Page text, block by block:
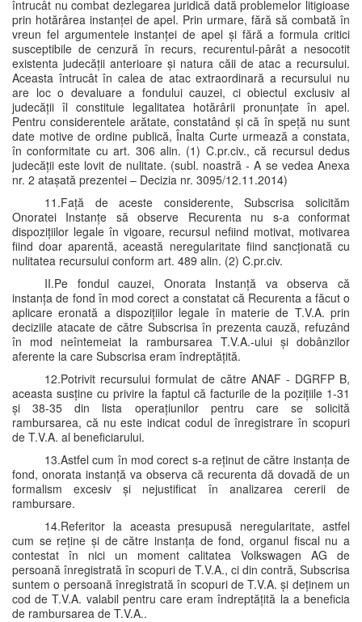
întrucât nu combat dezlegarea juridică dată problemelor litigioase
prin hotărârea instanței de apel. Prin urmare, fără să combată în
vreun fel argumentele instanței de apel și fără a formula critici
susceptibile de cenzură în recurs, recurentul-pârât a nesocotit
existenta judecății anterioare și natura căii de atac a recursului.
Aceasta întrucât în calea de atac extraordinară a recursului nu
are loc o devaluare a fondului cauzei, ci obiectul exclusiv al
judecății îl constituie legalitatea hotărârii pronunțate în apel.
Pentru considerentele arătate, constatând și că în speță nu sunt
date motive de ordine publică, Înalta Curte urmează a constata,
în conformitate cu art. 306 alin. (1) C.pr.civ., că recursul dedus
judecății este lovit de nulitate. (subl. noastră - A se vedea Anexa
nr. 2 atașată prezentei – Decizia nr. 3095/12.11.2014)
11.Față de aceste considerente, Subscrisa solicităm
Onoratei Instanțe să observe Recurenta nu s-a conformat
dispozițiilor legale în vigoare, recursul nefiind motivat, motivarea
fiind doar aparentă, această neregularitate fiind sancționată cu
nulitatea recursului conform art. 489 alin. (2) C.pr.civ.
II.Pe fondul cauzei, Onorata Instanță va observa că
instanța de fond în mod corect a constatat că Recurenta a făcut o
aplicare eronată a dispozițiilor legale în materie de T.V.A. prin
deciziile atacate de către Subscrisa în prezenta cauză, refuzând
în mod neîntemeiat la rambursarea T.V.A.-ului și dobânzilor
aferente la care Subscrisa eram îndreptățită.
12.Potrivit recursului formulat de către ANAF - DGRFP B,
aceasta susține cu privire la faptul că facturile de la pozițiile 1-31
și 38-35 din lista operațiunilor pentru care se solicită
rambursarea, că nu este indicat codul de înregistrare în scopuri
de T.V.A. al beneficiarului.
13.Astfel cum în mod corect s-a reținut de către instanța de
fond, onorata instanță va observa că recurenta dă dovadă de un
formalism excesiv și nejustificat în analizarea cererii de
rambursare.
14.Referitor la aceasta presupusă neregularitate, astfel
cum se reține și de către instanța de fond, organul fiscal nu a
contestat în nici un moment calitatea Volkswagen AG de
persoană înregistrată în scopuri de T.V.A., ci din contră, Subscrisa
suntem o persoană înregistrată în scopuri de T.V.A. și deținem un
cod de T.V.A. valabil pentru care eram îndreptățită la a beneficia
de rambursarea de T.V.A..